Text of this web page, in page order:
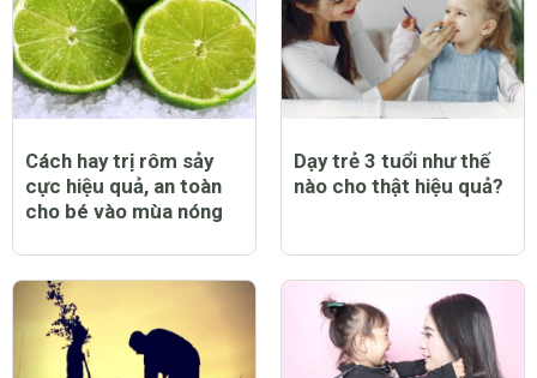
Cách hay trị rôm sảy
cực hiệu quả, an toàn
cho bé vào mùa nóng
Dạy trẻ 3 tuổi như thế
nào cho thật hiệu quả?